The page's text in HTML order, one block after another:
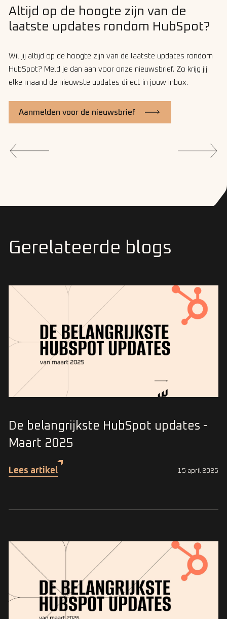
Altijd op de hoogte zijn van de
laatste updates rondom HubSpot?
Wil jij altijd op de hoogte zijn van de laatste updates rondom
HubSpot? Meld je dan aan voor onze nieuwsbrief. Zo krijg jij
elke maand de nieuwste updates direct in jouw inbox.
Aanmelden voor de nieuwsbrief
Gerelateerde blogs
De belangrijkste HubSpot updates -
Maart 2025
Lees artikel 15 april 2025